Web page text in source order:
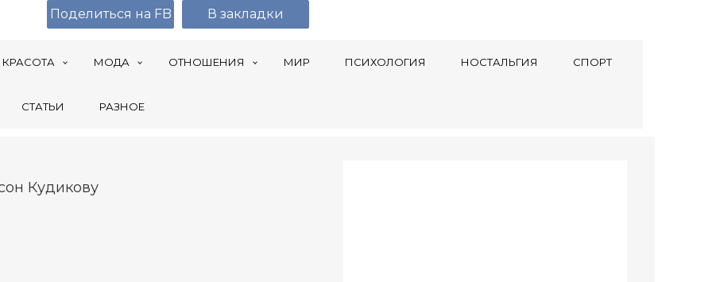
КРАСОТА МОДА ОТНОШЕНИЯ МИР ПСИХОЛОГИЯ НОСТАЛЬГИЯ СПОРТ
СТАТЬИ РАЗНОЕ
Кудикову
Поделиться на FB В закладки